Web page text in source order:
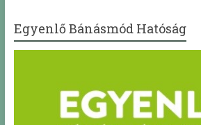
Egyenlő Bánásmód Hatóság